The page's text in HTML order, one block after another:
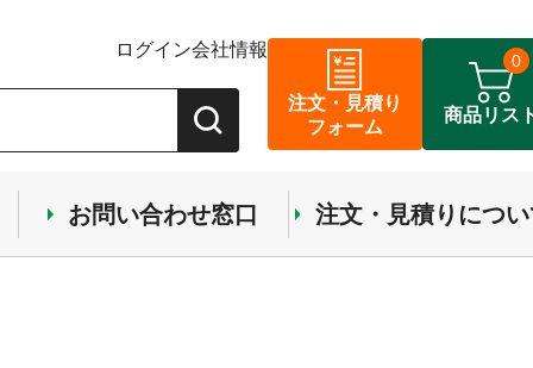
ログイン会社情報
注文・見積り
フォーム
商品リス
0
お問い合わせ窓口 注文・見積りにつ